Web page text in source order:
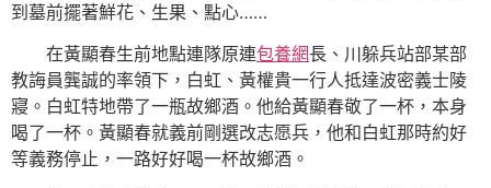
到墓前擺著鮮花、生果、點心……
在黃顯春生前地點連隊原連包養網長、川躲兵站部某部
教誨員龔誠的率領下，白虹、黃權貴一行人抵達波密義士陵
寢。白虹特地帶了一瓶故鄉酒。他給黃顯春敬了一杯，本身
喝了一杯。黃顯春就義前剛選改志愿兵，他和白虹那時約好
等義務停止，一路好好喝一杯故鄉酒。